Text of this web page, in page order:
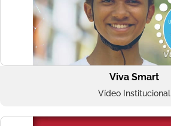
Viva Smart
Vídeo Institucional